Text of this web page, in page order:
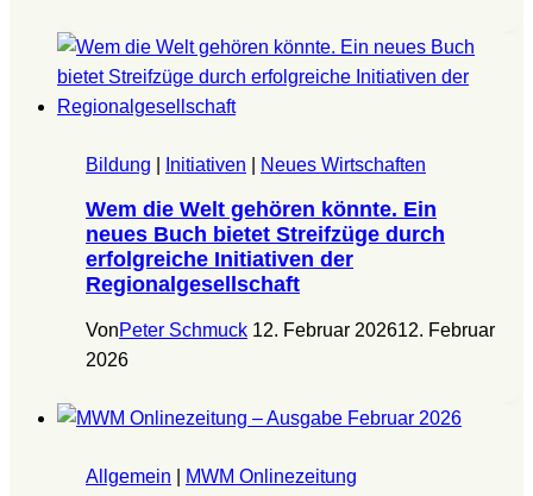
Bildung Initiativen Neues Wirtschaften
Wem die Welt gehören könnte. Ein
neues Buch bietet Streifzüge durch
erfolgreiche Initiativen der
Regionalgesellschaft
VonPeter Schmuck 12. Februar 202612. Februar
2026
Allgemein MWM Onlinezeitung